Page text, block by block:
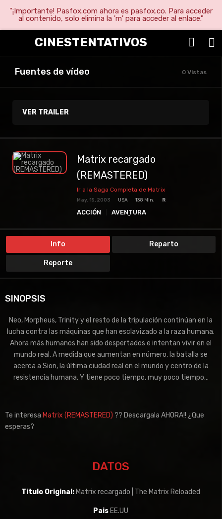
"¡Importante! Pasfox.com ahora es pasfox.co. Para acceder
al contenido, solo elimina la 'm' para acceder al enlace."
CINESTENTATIVOS
Fuentes de vídeo 0 Vistas
VER TRAILER
Matrix recargado
(REMASTERED)
Ir a la Saga Completa de Matrix
May. 15, 2003 USA 138 Min. R
ACCIÓN
AVENTURA
Info Reparto
Reporte
SINOPSIS
Neo, Morpheus, Trinity y el resto de la tripulación continúan en la
lucha contra las máquinas que han esclavizado a la raza humana.
Ahora más humanos han sido despertados e intentan vivir en el
mundo real. A medida que aumentan en número, la batalla se
acerca a Sion, la última ciudad real en el mundo y centro de la
resistencia humana. Y tiene poco tiempo, muy poco tiempo…
Te interesa Matrix (REMASTERED) ?? Descargala AHORA!! ¿Que
esperas?
DATOS
Titulo Original: Matrix recargado | The Matrix Reloaded
Pais EE.UU